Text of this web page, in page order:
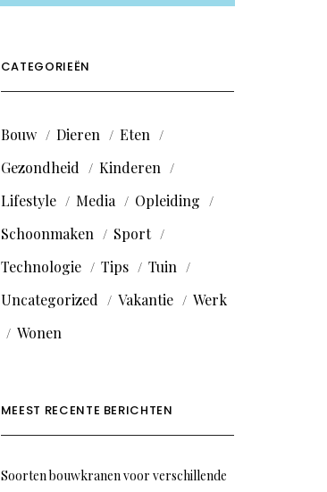
CATEGORIEËN
Bouw Dieren
Eten
Gezondheid
Kinderen
Lifestyle
Media
Opleiding
Schoonmaken
Sport
Technologie
Tips
Tuin
Uncategorized
Vakantie
Werk
Wonen
MEEST RECENTE BERICHTEN
Soorten bouwkranen voor verschillende